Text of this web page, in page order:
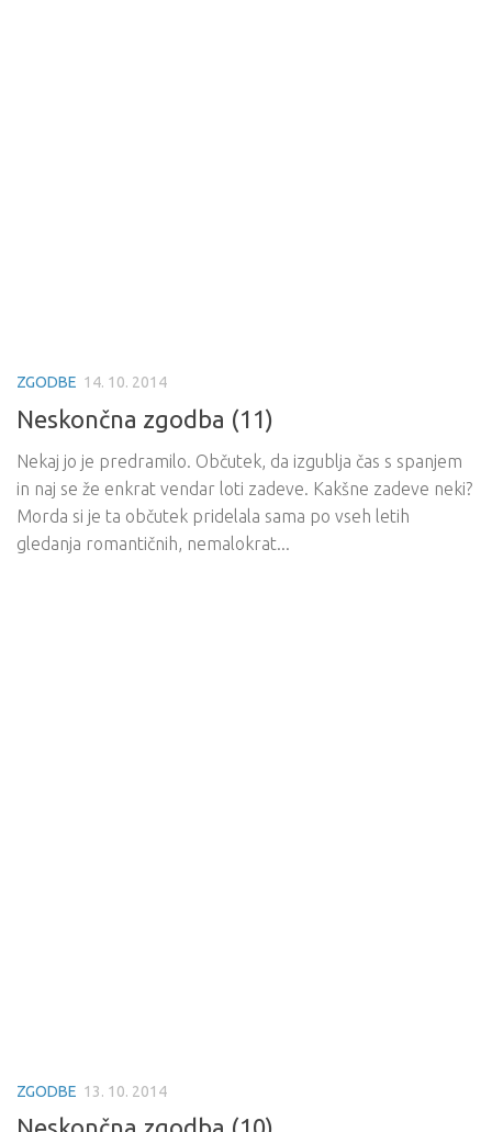
ZGODBE 14. 10. 2014
Neskončna zgodba (11)
Nekaj jo je predramilo. Občutek, da izgublja čas s spanjem
in naj se že enkrat vendar loti zadeve. Kakšne zadeve neki?
Morda si je ta občutek pridelala sama po vseh letih
gledanja romantičnih, nemalokrat...
ZGODBE 13. 10. 2014